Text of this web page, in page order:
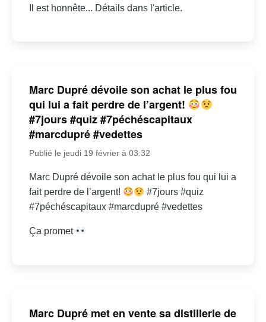
Il est honnête... Détails dans l'article.
Marc Dupré dévoile son achat le plus fou
qui lui a fait perdre de l’argent!
#7jours #quiz #7péchéscapitaux
#marcdupré #vedettes
Publié le jeudi 19 février à 03:32
Marc Dupré dévoile son achat le plus fou qui lui a
fait perdre de l’argent!
#7jours #quiz
#7péchéscapitaux #marcdupré #vedettes
Ça promet
Marc Dupré met en vente sa distillerie de